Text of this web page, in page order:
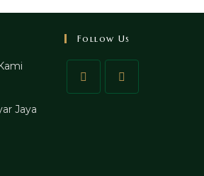
Jaya
Follow Us